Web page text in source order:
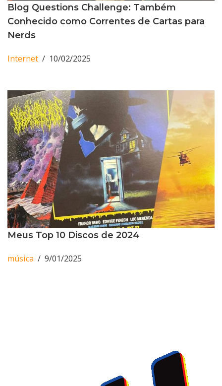
Blog Questions Challenge: Também
Conhecido como Correntes de Cartas para
Nerds
Internet 10/02/2025
Meus Top 10 Discos de 2024
música 9/01/2025